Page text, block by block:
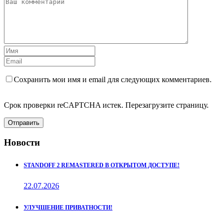
Сохранить мои имя и email для следующих комментариев.
Срок проверки reCAPTCHA истек. Перезагрузите страницу.
Отправить
Новости
STANDOFF 2 REMASTERED В ОТКРЫТОМ ДОСТУПЕ!
22.07.2026
УЛУЧШЕНИЕ ПРИВАТНОСТИ!